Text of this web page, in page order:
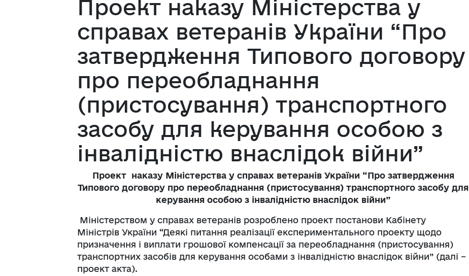
Проект наказу Міністерства у
справах ветеранів України “Про
затвердження Типового договору
про переобладнання
(пристосування) транспортного
засобу для керування особою з
інвалідністю внаслідок війни”
Проект наказу Міністерства у справах ветеранів України “Про затвердження
Типового договору про переобладнання (пристосування) транспортного засобу для
керування особою з інвалідністю внаслідок війни”
Міністерством у справах ветеранів розроблено проект постанови Кабінету
Міністрів України “Деякі питання реалізації експериментального проекту щодо
призначення і виплати грошової компенсації за переобладнання (пристосування)
транспортних засобів для керування особами з інвалідністю внаслідок війни” (далі –
проект акта).